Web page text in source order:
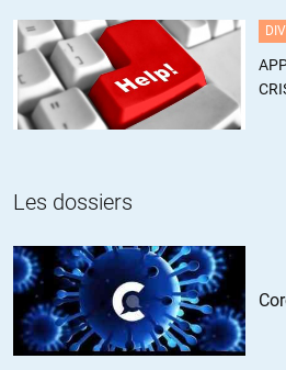
ALERTE – Les séparatistes ont violé les
réagir
L’Ukraine va revoir ses engagements
Minsk du 5 septembre conclu entre Kiev
M. Porochenko dans un discours à la
plan d’action de Kiev et notamment de
spécial des régions rebelles votée dans
Les dossiers